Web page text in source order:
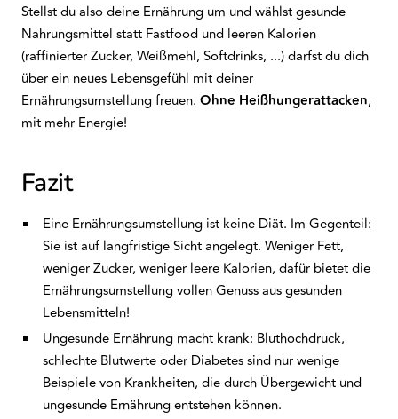
Stellst du also deine Ernährung um und wählst gesunde
Nahrungsmittel statt Fastfood und leeren Kalorien
(raffinierter Zucker, Weißmehl, Softdrinks, ...) darfst du dich
über ein neues Lebensgefühl mit deiner
Ernährungsumstellung freuen. Ohne Heißhungerattacken,
mit mehr Energie!
Fazit
Eine Ernährungsumstellung ist keine Diät. Im Gegenteil:
Sie ist auf langfristige Sicht angelegt. Weniger Fett,
weniger Zucker, weniger leere Kalorien, dafür bietet die
Ernährungsumstellung vollen Genuss aus gesunden
Lebensmitteln!
Ungesunde Ernährung macht krank: Bluthochdruck,
schlechte Blutwerte oder Diabetes sind nur wenige
Beispiele von Krankheiten, die durch Übergewicht und
ungesunde Ernährung entstehen können.